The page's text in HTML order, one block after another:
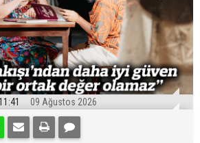
09 Ağustos 2026